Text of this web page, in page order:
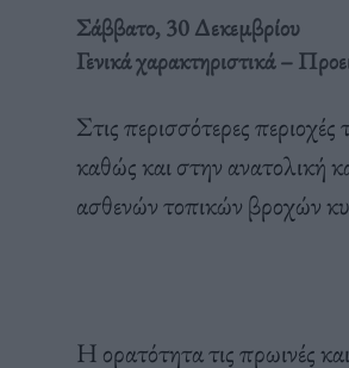
Σάββατο, 30 Δεκεμβρίου
Γενικά χαρακτηριστικά –
Στις περισσότερες
καθώς και στην ανατολική
ασθενών τοπικών βροχών
Η ορατότητα τις πρωινές